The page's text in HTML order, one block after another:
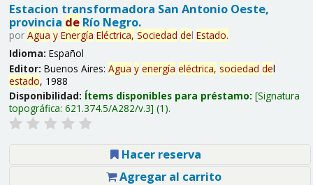
Estacion transformadora San Antonio Oeste,
provincia deRío Negro.
por Agua y Energía Eléctrica, Sociedad del Estado.
Idioma: Español
Editor: Buenos Aires: Agua y energía eléctrica, sociedad del
estado, 1988
Disponibilidad: Ítems disponibles para préstamo: Signatura
topográfica: 621.374.5/A282/v.3 (1).
Hacer reserva
Agregar al carrito